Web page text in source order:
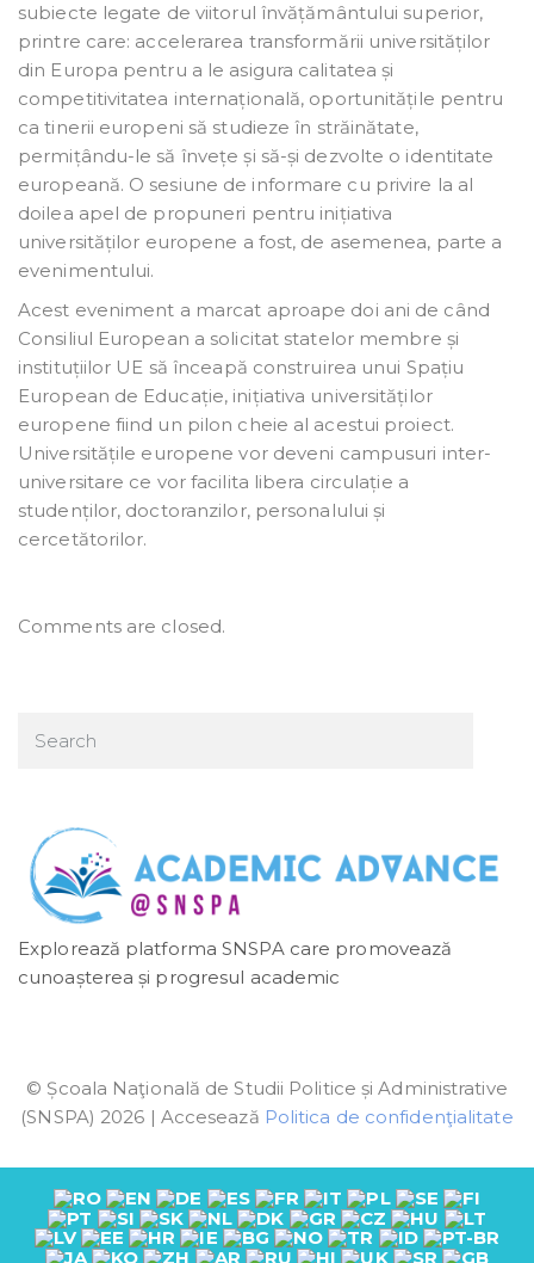
subiecte legate de viitorul învățământului superior,
printre care: accelerarea transformării universităților
din Europa pentru a le asigura calitatea și
competitivitatea internațională, oportunitățile pentru
ca tinerii europeni să studieze în străinătate,
permițându-le să învețe și să-și dezvolte o identitate
europeană. O sesiune de informare cu privire la al
doilea apel de propuneri pentru inițiativa
universităților europene a fost, de asemenea, parte a
evenimentului.
Acest eveniment a marcat aproape doi ani de când
Consiliul European a solicitat statelor membre și
instituțiilor UE să înceapă construirea unui Spațiu
European de Educație, inițiativa universităților
europene fiind un pilon cheie al acestui proiect.
Universitățile europene vor deveni campusuri inter-
universitare ce vor facilita libera circulație a
studenților, doctoranzilor, personalului și
cercetătorilor.
Comments are closed.
Explorează platforma SNSPA care promovează
cunoașterea și progresul academic
© Școala Naţională de Studii Politice și Administrative
(SNSPA) 2026 | Accesează Politica de confidenţialitate